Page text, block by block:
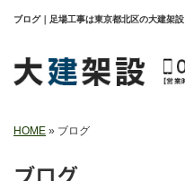
ブログ｜足場工事は東京都北区の大建架設
HOME » ブログ